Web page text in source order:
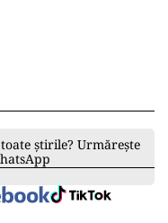
știrile? Urmărește